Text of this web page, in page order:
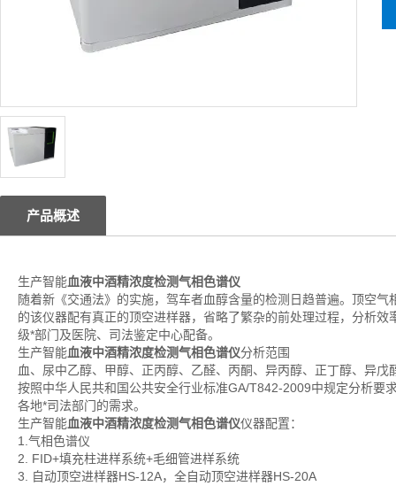
产品概述
生产智能血液中酒精浓度检测气相色谱仪
随着新《交通法》的实施，驾车者血醇含量的检测日趋普遍。顶空
的该仪器配有真正的顶空进样器，省略了繁杂的前处理过程，分析
级*部门及医院、司法鉴定中心配备。
生产智能血液中酒精浓度检测气相色谱仪分析范围
血、尿中乙醇、甲醇、正丙醇、乙醛、丙酮、异丙醇、正丁醇、异
按照中华人民共和国公共安全行业标准GA/T842-2009中规定分析要
各地*司法部门的需求。
生产智能血液中酒精浓度检测气相色谱仪仪器配置：
1.气相色谱仪
2. FID+填充柱进样系统+毛细管进样系统
3. 自动顶空进样器HS-12A，全自动顶空进样器HS-20A